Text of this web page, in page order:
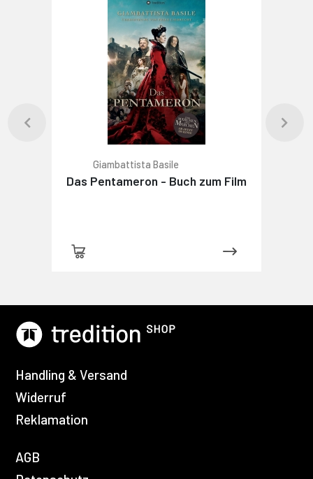
Giambattista Basile
Das Pentameron - Buch zum Film
Handling & Versand
Widerruf
Reklamation
AGB